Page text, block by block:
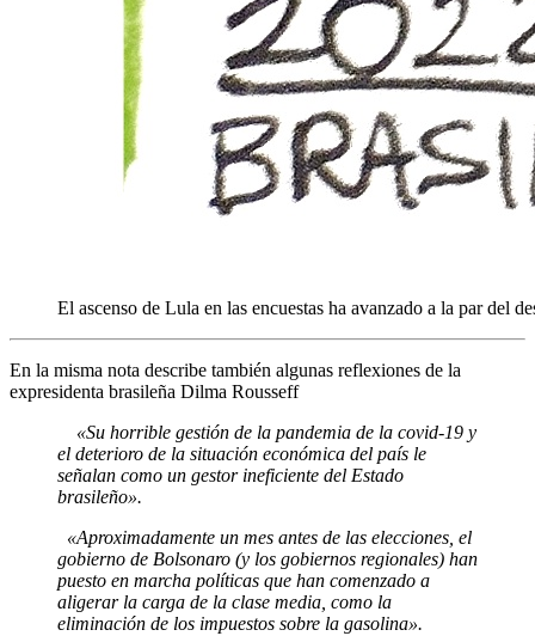
El ascenso de Lula en las encuestas ha avanzado a la par del
En la misma nota describe también algunas reflexiones de la
expresidenta brasileña Dilma Rousseff
«Su horrible gestión de la pandemia de la covid-19 y
el deterioro de la situación económica del país le
señalan como un gestor ineficiente del Estado
brasileño».
«Aproximadamente un mes antes de las elecciones, el
gobierno de Bolsonaro (y los gobiernos regionales) han
puesto en marcha políticas que han comenzado a
aligerar la carga de la clase media, como la
eliminación de los impuestos sobre la gasolina».